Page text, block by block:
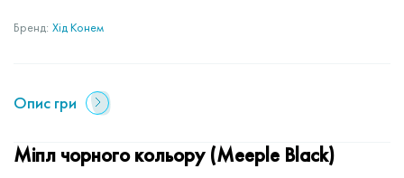
Бренд: Хід Конем
Опис гри
Міпл чорного кольору (Meeple Black)